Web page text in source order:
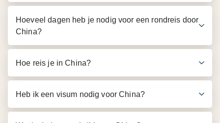
Hoeveel dagen heb je nodig voor een rondreis door
China?
Hoe reis je in China?
Heb ik een visum nodig voor China?